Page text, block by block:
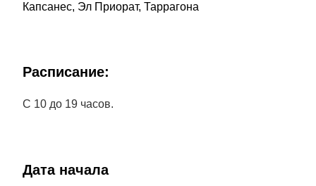
Капсанес, Эл Приорат, Таррагона
Расписание:
С 10 до 19 часов.
Дата начала